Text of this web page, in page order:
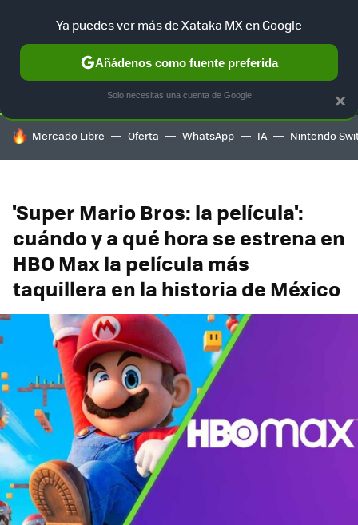
SELECCIÓN GAMING HOME AUTO TERRITORIO
HOY SE HABLA DE
Mercado Libre Oferta WhatsApp IA Nintendo
'Super Mario Bros: la película':
cuándo y a qué hora se estrena en
HBO Max la película más
taquillera en la historia de México
×
Ya puedes ver más de Xataka MX en Google
Añádenos como fuente preferida
Solo necesitas una cuenta de Google